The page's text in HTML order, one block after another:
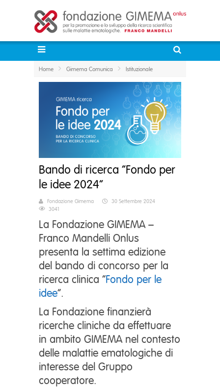
Home Gimema Comunica Istituzionale
Bando di ricerca “Fondo per
le idee 2024”
Fondazione Gimema
30 Settembre 2024
3041
La Fondazione GIMEMA –
Franco Mandelli Onlus
presenta la settima edizione
del bando di concorso per la
ricerca clinica “Fondo per le
idee“.
La Fondazione finanzierà
ricerche cliniche da effettuare
in ambito GIMEMA nel contesto
delle malattie ematologiche di
interesse del Gruppo
cooperatore.